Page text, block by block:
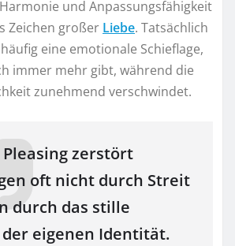
und Anpassungsfähigkeit
Zeichen großer Liebe. Tatsächlich
eine emotionale Schieflage,
immer mehr gibt, während die
zunehmend verschwindet.
Pleasing zerstört
oft nicht durch Streit
durch das stille
eigenen Identität.